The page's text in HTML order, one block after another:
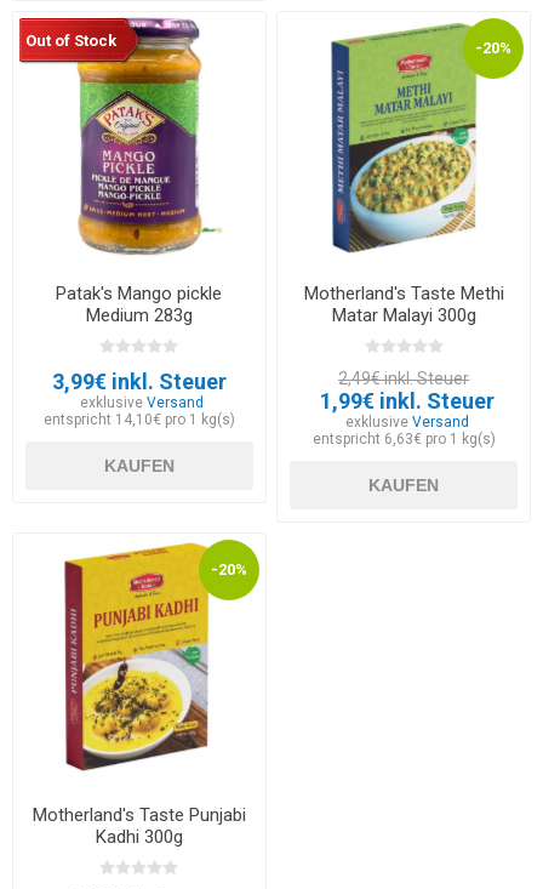
Out of Stock
Patak's Mango pickle
Medium 283g
3,99€ inkl. Steuer
exklusiveVersand
entspricht 14,10€ pro 1 kg(s)
KAUFEN
-20%
Motherland's Taste Methi
Matar Malayi 300g
2,49€ inkl. Steuer
1,99€ inkl. Steuer
exklusive Versand
entspricht 6,63€ pro 1 kg(s)
KAUFEN
-20%
Motherland's Taste Punjabi
Kadhi 300g